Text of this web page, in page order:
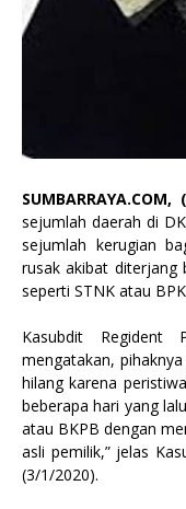
sejumlah daerah di
sejumlah kerugian
rusak akibat diterjang
seperti STNK atau
Kasubdit Regident
mengatakan,
hilang karena
beberapa hari yang
atau BKPB dengan
asli pemilik,” jelas
(3/1/2020).